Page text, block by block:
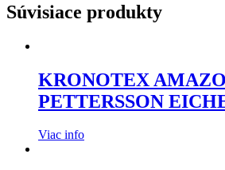
Súvisiace produkty
KRONOTEX
PETTERSSON
Viac info